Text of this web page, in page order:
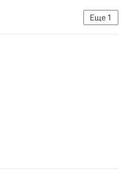
Еще 1